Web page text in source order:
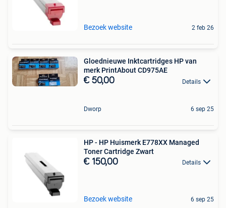
Bezoek website 2 feb 26
Gloednieuwe Inktcartridges HP van
merk PrintAbout CD975AE
€ 50,00 Details
Dworp 6 sep 25
HP - HP Huismerk E778XX Managed
Toner Cartridge Zwart
€ 150,00 Details
Bezoek website 6 sep 25